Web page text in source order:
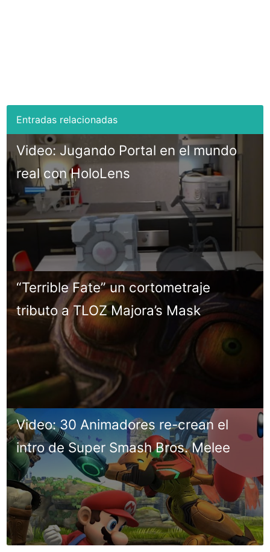
Video: Jugando Portal en el mundo
real con HoloLens
“Terrible Fate” un cortometraje
tributo a TLOZ Majora’s Mask
Video: 30 Animadores re-crean el
intro de Super Smash Bros. Melee